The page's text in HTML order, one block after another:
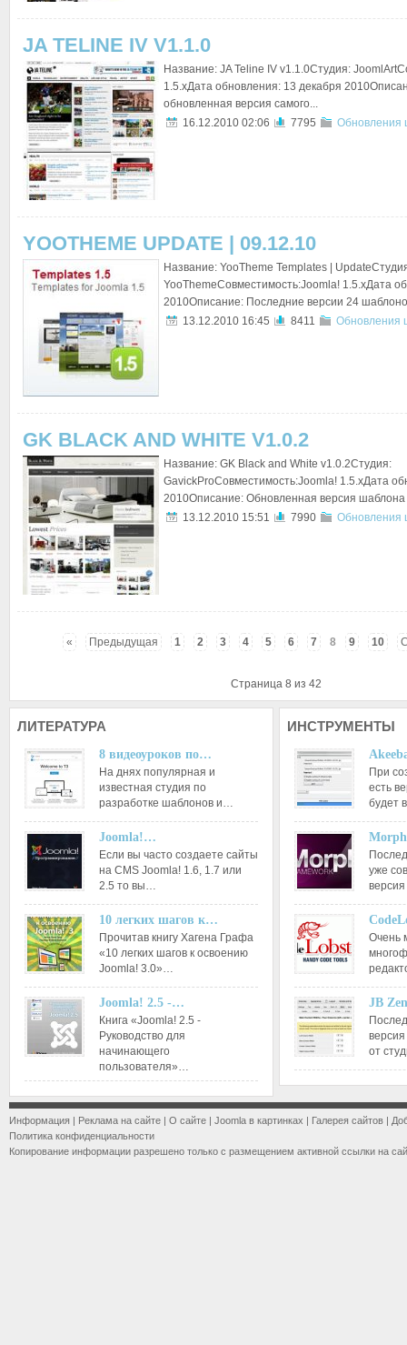
JA TELINE IV V1.1.0
Название: JA Teline IV v1.1.0Студия:
1.5.xДата обновления: 13 декабря
обновленная версия самого...
16.12.2010 02:06
7795 Обновления
YOOTHEME UPDATE | 09.12.10
Название: YooTheme Templates |
YooThemeСовместимость:Joomla! 1.5.xДата
2010Описание: Последние версии 24
13.12.2010 16:45
8411 Обновления
GK BLACK AND WHITE V1.0.2
Название: GK Black and White v1.0.2Студия:
GavickProСовместимость:Joomla! 1.5.xДата
2010Описание: Обновленная версия шаблона
13.12.2010 15:51
7990 Обновления
« Предыдущая 1 2 3 4 5 6 7 8 9 10
Страница 8 из 42
ЛИТЕРАТУРА
8 видеоуроков по…
На днях популярная и
известная студия по
разработке шаблонов и…
Joomla!…
Если вы часто создаете сайты
на CMS Joomla! 1.6, 1.7 или
2.5 то вы…
10 легких шагов к…
Прочитав книгу Хагена Графа
«10 легких шагов к освоению
Joomla! 3.0»…
Joomla! 2.5 -…
Книга «Joomla! 2.5 -
Руководство для
начинающего
пользователя»…
ИНСТРУМЕНТЫ
При
есть
будет
уже
Очень
JB
от
Информация | Реклама на сайте | О сайте | Joomla в картинках | Галерея сайтов |
Политика конфиденциальности
Копирование информации разрешено только с размещением активной ссылки на